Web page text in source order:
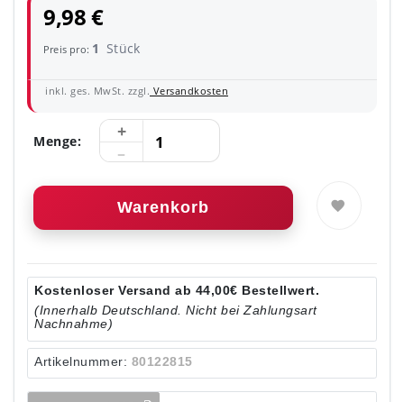
9,98 €
Preis pro: 1 Stück
inkl. ges. MwSt. zzgl. Versandkosten
Menge:
Warenkorb
Kostenloser Versand ab 44,00€ Bestellwert.
(Innerhalb Deutschland. Nicht bei Zahlungsart
Nachnahme)
Artikelnummer: 80122815